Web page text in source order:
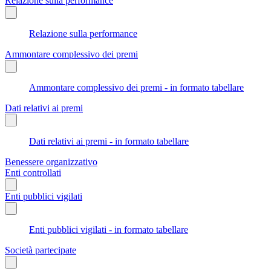
Relazione sulla performance
Ammontare complessivo dei premi
Ammontare complessivo dei premi - in formato tabellare
Dati relativi ai premi
Dati relativi ai premi - in formato tabellare
Benessere organizzativo
Enti controllati
Enti pubblici vigilati
Enti pubblici vigilati - in formato tabellare
Società partecipate